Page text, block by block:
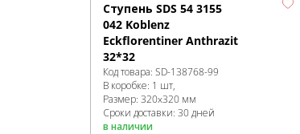
Ступень SDS 54 3155
042 Koblenz
Eckflorentiner Anthrazit
32*32
Код товара: SD-138768-99
В коробке: 1 шт,
Размер: 320x320 мм
Сроки доставки: 30 дней
в наличии